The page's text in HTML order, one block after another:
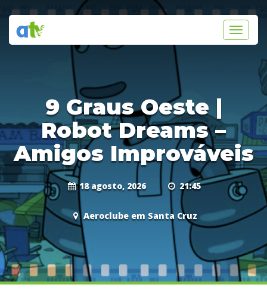
Toggle
9 Graus Oeste |
Robot Dreams –
Amigos Improváveis
18 agosto, 2026 21:45
Aeroclube em Santa Cruz